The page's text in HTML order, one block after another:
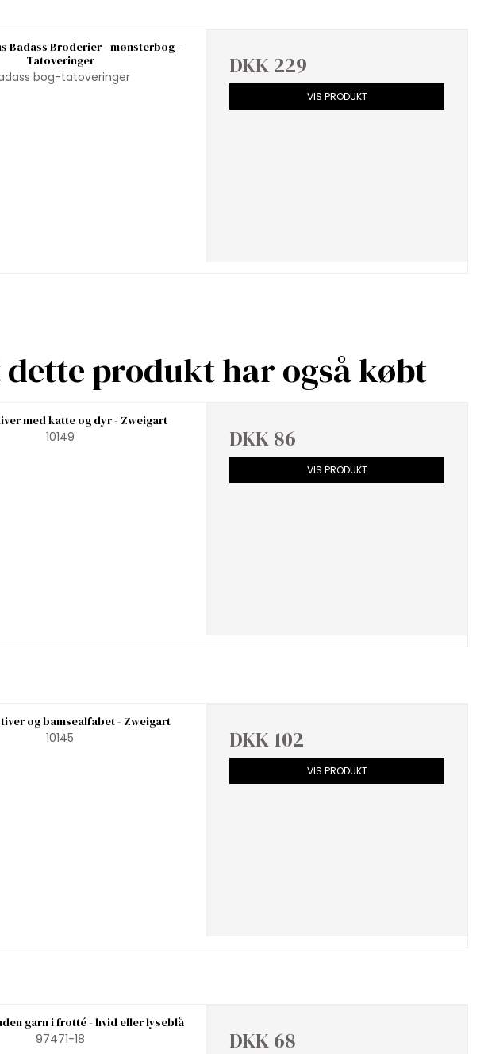
Badass Broderier - mønsterbog -
Tatoveringer
bog-tatoveringer
DKK 229
VIS PRODUKT
produkt har også købt
med katte og dyr - Zweigart
10149
DKK 86
VIS PRODUKT
og bamsealfabet - Zweigart
10145
DKK 102
VIS PRODUKT
garn i frotté - hvid eller lyseblå
97471-18
DKK 68